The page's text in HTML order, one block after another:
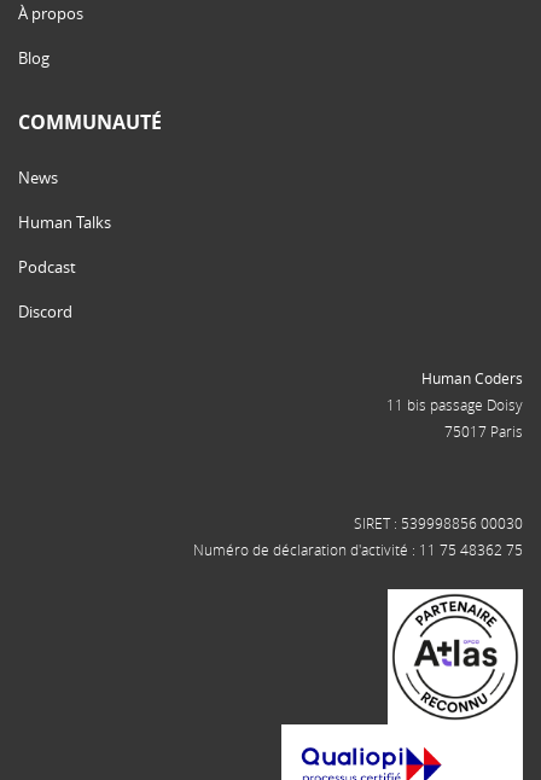
À propos
Blog
COMMUNAUTÉ
News
Human Talks
Podcast
Discord
Human Coders
11 bis passage Doisy
75017 Paris
SIRET : 539998856 00030
Numéro de déclaration d'activité : 11 75 48362 75